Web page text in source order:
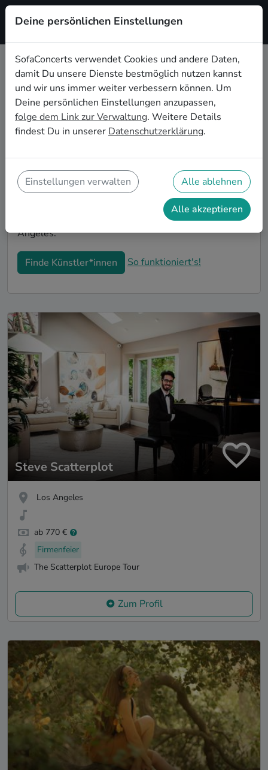
Registrieren
Alternative Musiker*innen für die
Firmenfeier in Los Angeles
Die alljährliche Firmenfeier in Los Angeles steht an
und Du bist auf der Suche nach passender Live-Musik,
findest Du authentische Alternative Bands und
Musiker*innen. Ob stimmungsvolle Partyband,
entspanntes Singer-Songwriter-Duo oder
einzigartiges Quartett - buche jetzt genau die
passende Live-Musik für Deine Firmenfeier in Los
Angeles.
Finde Künstler*innen So funktioniert's!
Steve Scatterplot
Los Angeles
ab 770 €
Firmenfeier
The Scatterplot Europe Tour
Zum Profil
Deine persönlichen Einstellungen
SofaConcerts verwendet Cookies und andere Daten,
damit Du unsere Dienste bestmöglich nutzen kannst
und wir uns immer weiter verbessern können. Um
Deine persönlichen Einstellungen anzupassen,
folge dem Link zur Verwaltung. Weitere Details
findest Du in unserer Datenschutzerklärung.
Einstellungen verwalten Alle ablehnen
Alle akzeptieren